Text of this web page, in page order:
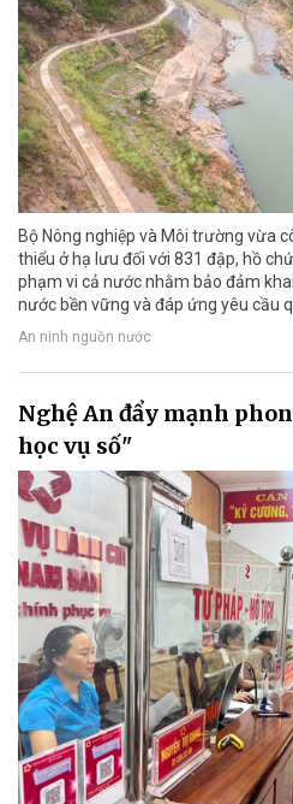
Bộ Nông nghiệp và Môi trường vừa
thiểu ở hạ lưu đối với 831 đập, hồ
phạm vi cả nước nhằm bảo đảm
nước bền vững và đáp ứng yêu cầu
An ninh nguồn nước
Nghệ An đẩy mạnh
học vụ số"